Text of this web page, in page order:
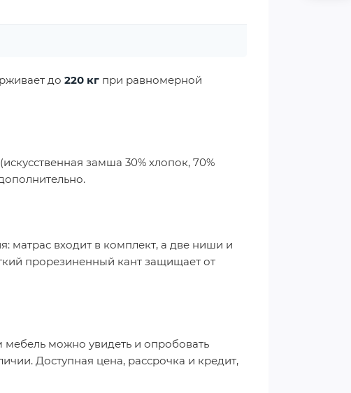
до 220 кг при равномерной
замша 30% хлопок, 70%
матрас входит в комплект, а две ниши и
прорезиненный кант защищает от
можно увидеть и опробовать
Доступная цена, рассрочка и кредит,